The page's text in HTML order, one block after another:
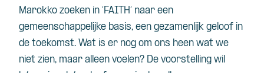
Marokko zoeken in ‘FAITH’ naar een
gemeenschappelijke basis, een gezamenlijk geloof in
de toekomst. Wat is er nog om ons heen wat we
niet zien, maar alleen voelen? De voorstelling wil